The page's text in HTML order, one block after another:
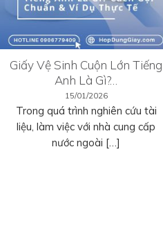
Giấy Vệ Sinh Cuộn Lớn Tiếng
Anh Là Gì?…
15/01/2026
Trong quá trình nghiên cứu tài
liệu, làm việc với nhà cung cấp
nước ngoài […]